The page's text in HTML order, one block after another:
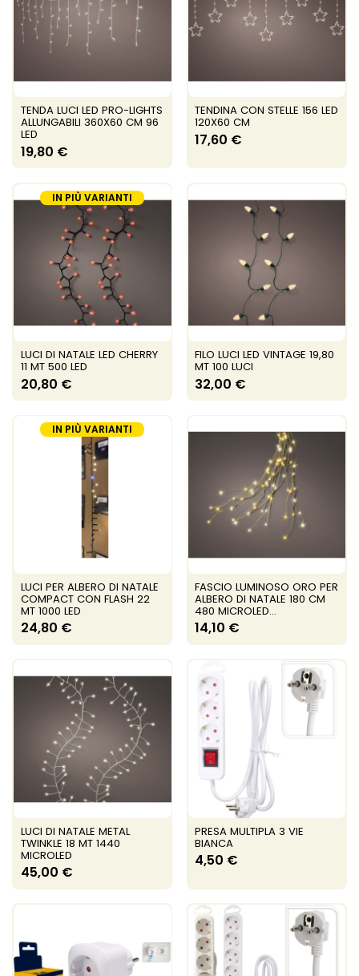
TENDA LUCI LED PRO-LIGHTS
ALLUNGABILI 360X60 CM 96
LED
19,80 €
TENDINA CON STELLE 156 LED
120X60 CM
17,60 €
IN PIÙ VARIANTI
LUCI DI NATALE LED CHERRY
11 MT 500 LED
20,80 €
FILO LUCI LED VINTAGE 19,80
MT 100 LUCI
32,00 €
IN PIÙ VARIANTI
LUCI PER ALBERO DI NATALE
COMPACT CON FLASH 22
MT 1000 LED
24,80 €
FASCIO LUMINOSO ORO PER
ALBERO DI NATALE 180 CM
480 MICROLED...
14,10 €
LUCI DI NATALE METAL
TWINKLE 18 MT 1440
MICROLED
45,00 €
PRESA MULTIPLA 3 VIE
BIANCA
4,50 €